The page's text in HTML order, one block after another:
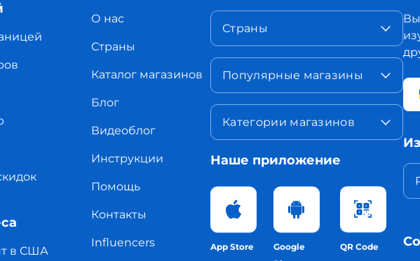
в США
О нас
Страны
Каталог магазинов
Блог
Видеоблог
Инструкции
Помощь
Контакты
Influencers
Страны
Популярные магазины
Категории магазинов
Наше приложение
App Store
Google
QR Code